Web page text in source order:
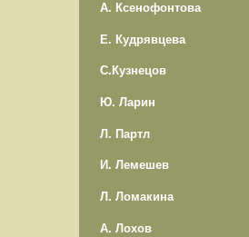
А. Ксенофонтова
Е. Кудрявцева
С.Кузнецов
Ю. Ларин
Л. Партл
И. Лемешев
Л. Ломакина
А. Лохов